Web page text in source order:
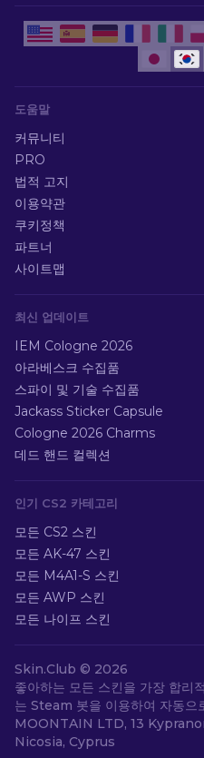
도움말
커뮤니티
PRO
법적 고지
이용약관
쿠키정책
파트너
사이트맵
최신 업데이트
IEM Cologne 2026
아라베스크 수집품
스파이 및 기술 수집품
Jackass Sticker Capsule
Cologne 2026 Charms
데드 핸드 컬렉션
인기 CS2 카테고리
모든 CS2 스킨
모든 AK-47 스킨
모든 M4A1-S 스킨
모든 AWP 스킨
모든 나이프 스킨
Skin.Club © 2026
좋아하는 모든 스킨을 가장 합리
는 Steam 봇을 이용하여 자동으
MOONTAIN LTD, 13
Nicosia, Cyprus